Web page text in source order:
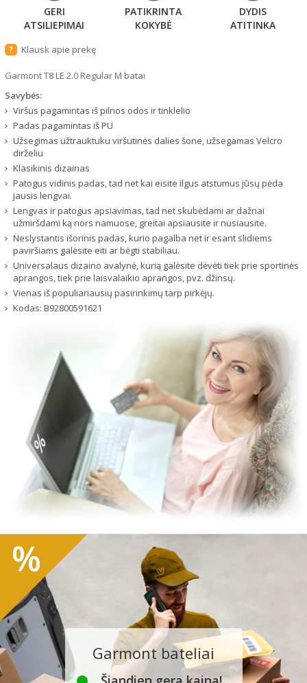
GERI
ATSILIEPIMAI
PATIKRINTA
KOKYBĖ
DYDIS
ATITINKA
? Klausk apie prekę
Garmont T8 LE 2.0 Regular M batai
Savybės:
Viršus pagamintas iš pilnos odos ir tinklelio
Padas pagamintas iš PU
Užsegimas užtrauktuku viršutinės dalies šone, užsegamas Velcro
dirželiu
Klasikinis dizainas
Patogus vidinis padas, tad net kai eisite ilgus atstumus jūsų pėda
jausis lengvai.
Lengvas ir patogus apsiavimas, tad net skubėdami ar dažnai
užmiršdami ką nors namuose, greitai apsiausite ir nusiausite.
Neslystantis išorinis padas, kurio pagalba net ir esant slidiems
paviršiams galėsite eiti ar bėgti stabiliau.
Universalaus dizaino avalynė, kurią galėsite dėvėti tiek prie sportinės
aprangos, tiek prie laisvalaikio aprangos, pvz. džinsų.
Vienas iš populiariausių pasirinkimų tarp pirkėjų.
Kodas: B92800591621
Garmont bateliai
%